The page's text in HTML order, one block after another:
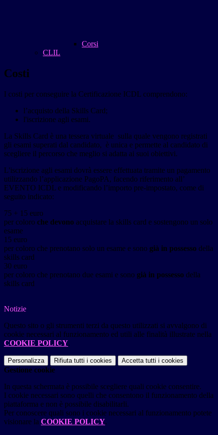
Corsi
CLIL
Costi
I costi per conseguire la Certificazione ICDL comprendono:
l’acquisto della Skills Card;
l'iscrizione agli esami.
La Skills Card è una tessera virtuale sulla quale vengono registrati
gli esami superati dal candidato, è unica e permette al candidato di
scegliere il percorso che meglio si adatta ai suoi obiettivi.
L'iscrizione agli esami dovrà essere effettuata tramite un pagamento
utilizzando l’applicazione PagoPA, facendo riferimento all’
EVENTO ICDL e modificando l’importo pre-impostato, come di
seguito indicato:
75 + 15 euro
per coloro che devono acquistare la skills card e sostengono un solo
esame
15 euro
per coloro che prenotano solo un esame e sono già in possesso della
skills card
30 euro
per coloro che prenotano due esami e sono già in possesso della
skills card
Notizie
Questo sito o gli strumenti terzi da questo utilizzati si avvalgono di
cookie necessari al funzionamento ed utili alle finalità illustrate nella
COOKIE POLICY.
Personalizza Rifiuta tutti i cookies Accetta tutti i cookies
Gestione cookie
In questa schermata è possibile scegliere quali cookie consentire.
I cookie necessari sono quelli che consentono il funzionamento della
piattaforma e non è possibile disabilitarli.
Per conoscere quali sono i cookie necessari al funzionamento potete
visionare la COOKIE POLICY.